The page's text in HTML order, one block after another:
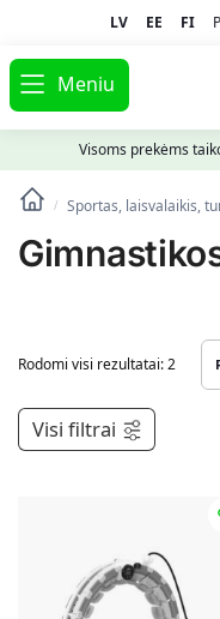
LV EE FI
Meniu
Visoms prekėms
/ Sportas, laisvalaikis,
Rodomi visi rezultatai: 2
Visi filtrai